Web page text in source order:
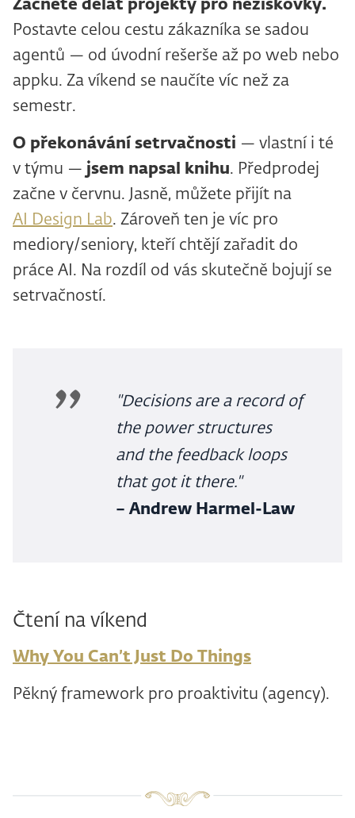
Začněte dělat projekty pro neziskovky.
Postavte celou cestu zákazníka se sadou
agentů — od úvodní rešerše až po web nebo
appku. Za víkend se naučíte víc než za
semestr.
O překonávání setrvačnosti — vlastní i té
v týmu — jsem napsal knihu. Předprodej
začne v červnu. Jasně, můžete přijít na
AI Design Lab. Zároveň ten je víc pro
mediory/seniory, kteří chtějí zařadit do
práce AI. Na rozdíl od vás skutečně bojují se
setrvačností.
"Decisions are a record of
the power structures
and the feedback loops
that got it there."
– Andrew Harmel-Law
Čtení na víkend
Why You Can’t Just Do Things
Pěkný framework pro proaktivitu (agency).